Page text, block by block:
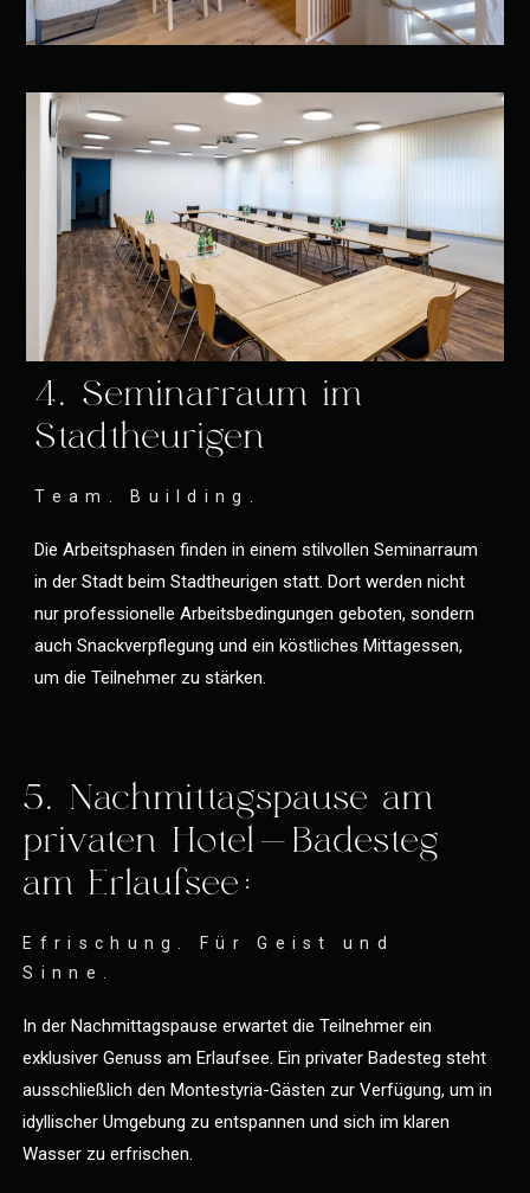
4. Seminarraum im
Stadtheurigen
Team. Building.
Die Arbeitsphasen finden in einem stilvollen Seminarraum
in der Stadt beim Stadtheurigen statt. Dort werden nicht
nur professionelle Arbeitsbedingungen geboten, sondern
auch Snackverpflegung und ein köstliches Mittagessen,
um die Teilnehmer zu stärken.
5. Nachmittagspause am
privaten Hotel-Badesteg
am Erlaufsee:
Efrischung. Für Geist und
Sinne.
In der Nachmittagspause erwartet die Teilnehmer ein
exklusiver Genuss am Erlaufsee. Ein privater Badesteg steht
ausschließlich den Montestyria-Gästen zur Verfügung, um in
idyllischer Umgebung zu entspannen und sich im klaren
Wasser zu erfrischen.